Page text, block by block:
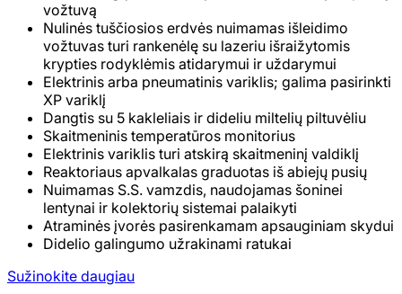
vožtuvą
Nulinės tuščiosios erdvės nuimamas išleidimo
vožtuvas turi rankenėlę su lazeriu išraižytomis
krypties rodyklėmis atidarymui ir uždarymui
Elektrinis arba pneumatinis variklis; galima pasirinkti
XP variklį
Dangtis su 5 kakleliais ir dideliu miltelių piltuvėliu
Skaitmeninis temperatūros monitorius
Elektrinis variklis turi atskirą skaitmeninį valdiklį
Reaktoriaus apvalkalas graduotas iš abiejų pusių
Nuimamas S.S. vamzdis, naudojamas šoninei
lentynai ir kolektorių sistemai palaikyti
Atraminės įvorės pasirenkamam apsauginiam skydui
Didelio galingumo užrakinami ratukai
Sužinokite daugiau